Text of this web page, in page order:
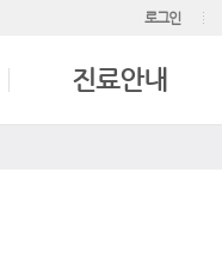
로그인
진료안내